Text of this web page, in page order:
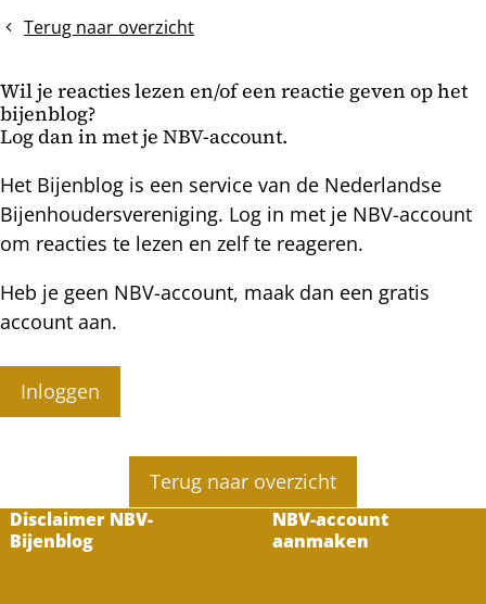
shuffle?
Terug naar overzicht
Wil je reacties lezen en/of een reactie geven op het
bijenblog?
Log dan in met je NBV-account.
Het Bijenblog is een service van de Nederlandse
Bijenhoudersvereniging. Log in met je NBV-account
om reacties te lezen en zelf te reageren.
Heb je geen NBV-account, maak dan een gratis
account aan.
Inloggen
Terug naar overzicht
Disclaimer NBV-
Bijenblog
NBV-account
aanmaken